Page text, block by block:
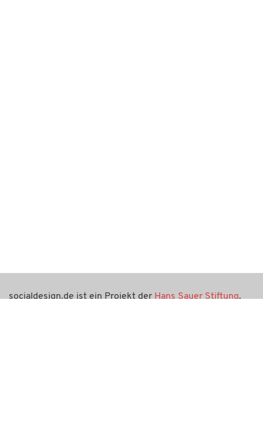
socialdesign.de ist ein Projekt der Hans Sauer Stiftung.